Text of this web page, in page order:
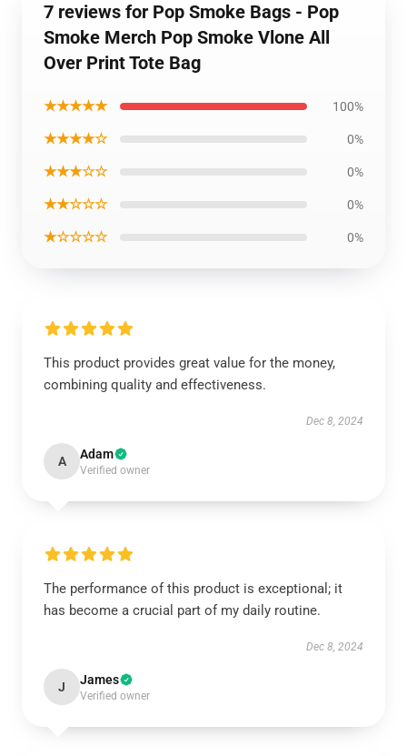
7 reviews for Pop Smoke Bags - Pop
Smoke Merch Pop Smoke Vlone All
Over Print Tote Bag
★★★★★ 100%
★★★★☆ 0%
★★★☆☆ 0%
★★☆☆☆ 0%
★☆☆☆☆ 0%
This product provides great value for the money,
combining quality and effectiveness.
Dec 8, 2024
A Adam
Verified owner
The performance of this product is exceptional; it
has become a crucial part of my daily routine.
Dec 8, 2024
J James
Verified owner